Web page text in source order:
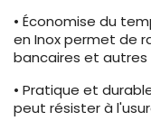
• Économise du
en Inox permet de
bancaires et
• Pratique et
peut résister à